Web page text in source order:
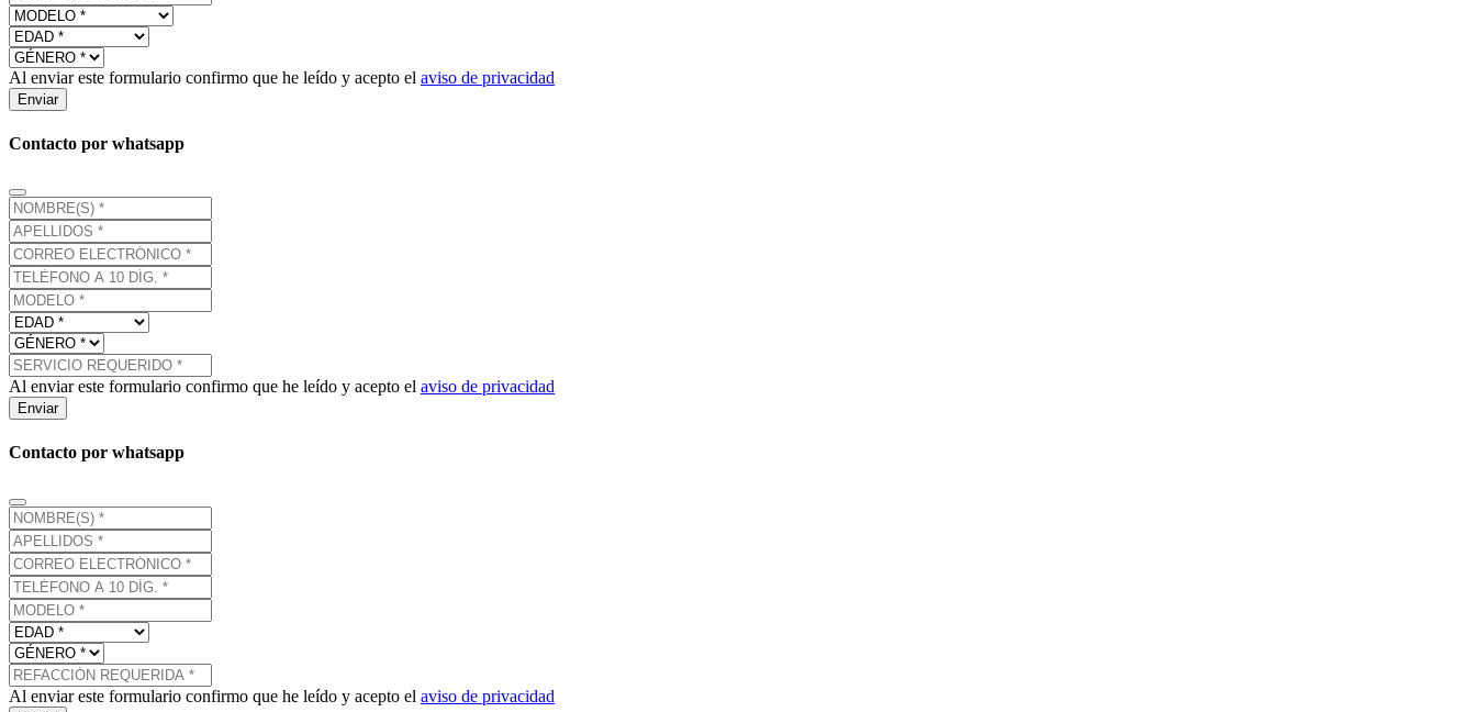
Al enviar este formulario confirmo que he leído y acepto el aviso de privacidad
Enviar
Contacto por whatsapp
Al enviar este formulario confirmo que he leído y acepto el aviso de privacidad
Enviar
Contacto por whatsapp
Al enviar este formulario confirmo que he leído y acepto el aviso de privacidad